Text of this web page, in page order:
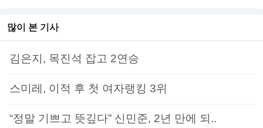
많이 본 기사
김은지, 목진석 잡고 2연승
스미레, 이적 후 첫 여자랭킹 3위
“정말 기쁘고 뜻깊다” 신민준, 2년 만에 되..